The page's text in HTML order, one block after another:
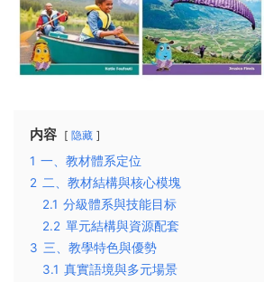
内容 隐藏
1 一、教材體系定位
2 二、教材結構與核心模塊
2.1 分級體系與技能目标
2.2 單元結構與資源配套
3 三、教學特色與優勢
3.1 真實語境與多元場景